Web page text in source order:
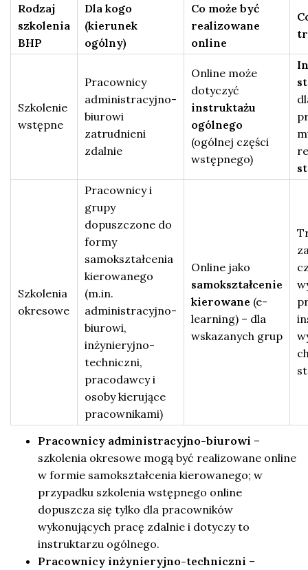
Rodzaj
szkolenia
BHP
Dla kogo
(kierunek
ogólny)
Co może być
realizowane
online
Szkolenie
wstępne
Pracownicy
administracyjno-
biurowi
zatrudnieni
zdalnie
Online może
dotyczyć
instruktażu
ogólnego
(ogólnej części
wstępnego)
Szkolenia
okresowe
Pracownicy i
grupy
dopuszczone do
formy
samokształcenia
kierowanego
(m.in.
administracyjno-
biurowi,
inżynieryjno-
techniczni,
pracodawcy i
osoby kierujące
pracownikami)
Online jako
samokształcenie
kierowane (e-
learning) – dla
wskazanych grup
Pracownicy administracyjno-biurowi –
szkolenia okresowe mogą być realizowane online
w formie samokształcenia kierowanego; w
przypadku szkolenia wstępnego online
dopuszcza się tylko dla pracowników
wykonujących pracę zdalnie i dotyczy to
instruktarzu ogólnego.
Pracownicy inżynieryjno-techniczni –